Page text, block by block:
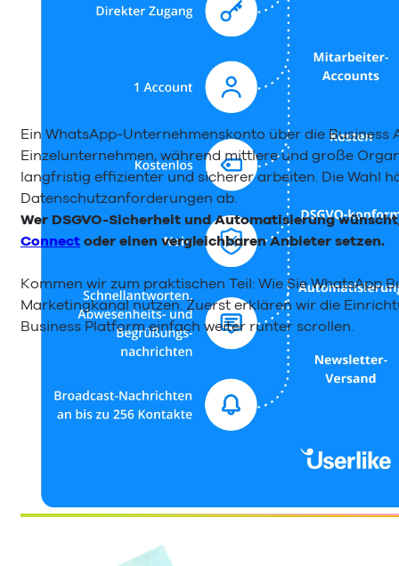
Ein WhatsApp-Unternehmenskonto über die Business
Einzelunternehmen, während mittlere und große
langfristig effizienter und sicherer arbeiten. Die Wahl
Datenschutzanforderungen ab.
Wer DSGVO-Sicherheit und Automatisierung
Connectoder einen vergleichbaren Anbieter setzen.
Kommen wir zum praktischen Teil: Wie Sie WhatsApp
Marketingkanal nutzen. Zuerst erklären wir die
Business Platform einfach weiter runter scrollen.